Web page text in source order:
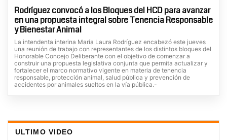
Rodríguez convocó a los Bloques del HCD para avanzar
en una propuesta integral sobre Tenencia Responsable
y Bienestar Animal
La intendenta interina María Laura Rodríguez encabezó este jueves
una reunión de trabajo con representantes de los distintos bloques del
Honorable Concejo Deliberante con el objetivo de comenzar a
construir una propuesta legislativa conjunta que permita actualizar y
fortalecer el marco normativo vigente en materia de tenencia
responsable, protección animal, salud pública y prevención de
accidentes por animales sueltos en la vía pública.-
ULTIMO VIDEO